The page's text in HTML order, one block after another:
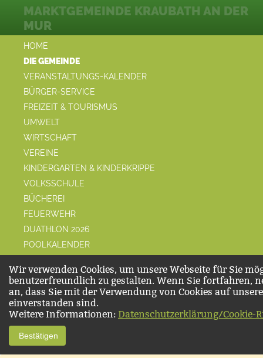
HOME
DIE GEMEINDE
VERANSTALTUNGS-KALENDER
BÜRGER-SERVICE
FREIZEIT & TOURISMUS
UMWELT
WIRTSCHAFT
VEREINE
KINDERGARTEN & KINDERKRIPPE
VOLKSSCHULE
BÜCHEREI
FEUERWEHR
DUATHLON 2026
POOLKALENDER
MARKTGEMEINDE KRAUBATH AN DER
MUR
Wir verwenden Cookies, um unsere Webseite für Sie
benutzerfreundlich zu gestalten. Wenn Sie fortfahren,
an, dass Sie mit der Verwendung von Cookies auf
einverstanden sind.
Weitere Informationen: Datenschutzerklärung/Cookie-
Bestätigen